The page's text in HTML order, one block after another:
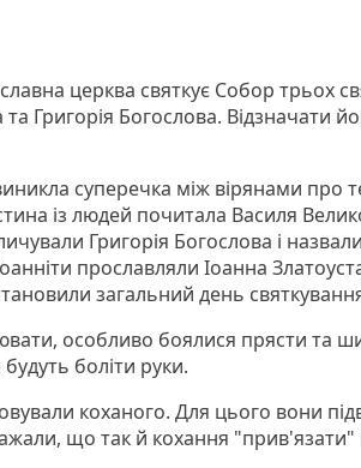
церква святкує Собор трьох
Григорія Богослова. Відзначати
суперечка між вірянами про
із людей почитала Василя
Григорія Богослова і назвали
прославляли Іоанна
загальний день святкування
особливо боялися прясти та
боліти руки.
коханого. Для цього вони
що так й кохання